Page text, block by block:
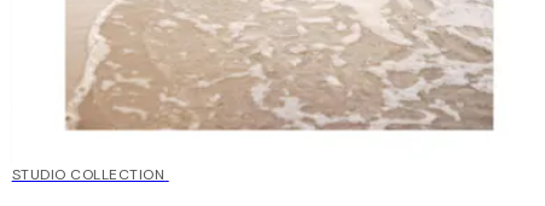
50%*
STUDIO COLLECTION